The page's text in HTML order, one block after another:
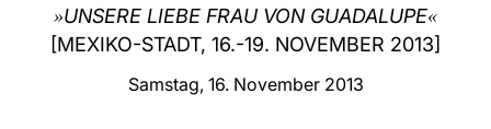
»UNSERE LIEBE FRAU VON GUADALUPE«
[MEXIKO-STADT, 16.-19. NOVEMBER 2013]
Samstag, 16. November 2013